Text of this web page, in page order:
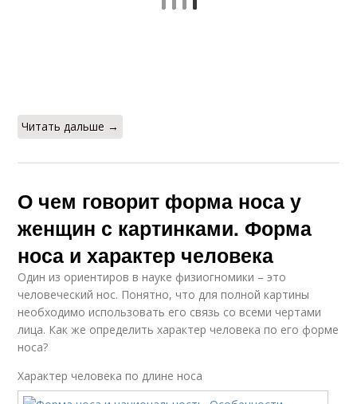
Читать дальше →
О чем говорит форма носа у
женщин с картинками. Форма
носа и характер человека
Один из ориентиров в науке физиогномики – это
человеческий нос. Понятно, что для полной картины
необходимо использовать его связь со всеми чертами
лица. Как же определить характер человека по его форме
носа?
Характер человека по длине носа